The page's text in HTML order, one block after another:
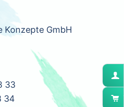
Konzepte GmbH
33
34